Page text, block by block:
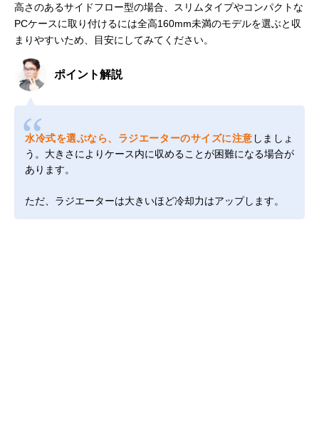
高さのあるサイドフロー型の場合、スリムタイプやコンパクトな
PCケースに取り付けるには全高160mm未満のモデルを選ぶと収
まりやすいため、目安にしてみてください。
ポイント解説
水冷式を選ぶなら、ラジエーターのサイズに注意 しましょ
う。大きさによりケース内に収めることが困難になる場合が
あります。
ただ、ラジエーターは大きいほど冷却力はアップします。